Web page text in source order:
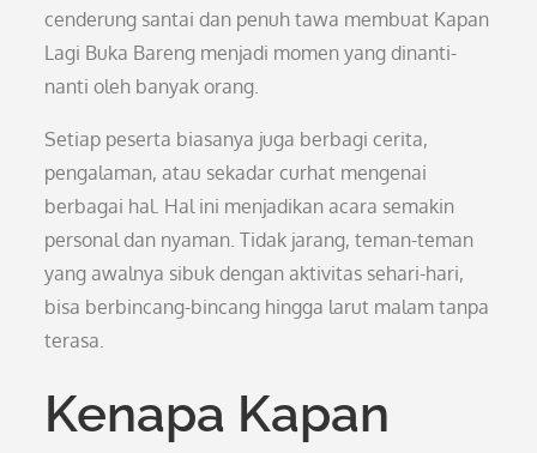
cenderung santai dan penuh tawa membuat Kapan
Lagi Buka Bareng menjadi momen yang dinanti-
nanti oleh banyak orang.
Setiap peserta biasanya juga berbagi cerita,
pengalaman, atau sekadar curhat mengenai
berbagai hal. Hal ini menjadikan acara semakin
personal dan nyaman. Tidak jarang, teman-teman
yang awalnya sibuk dengan aktivitas sehari-hari,
bisa berbincang-bincang hingga larut malam tanpa
terasa.
Kenapa Kapan